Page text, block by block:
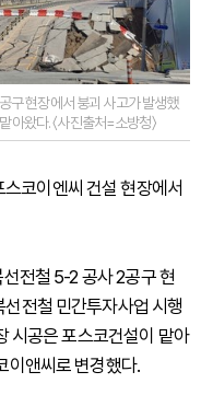
구 현장에서 붕괴 사고가 발생했
왔다. 〈사진출처=소방청〉
코이엔씨 건설 현장에서
전철 5-2 공사 2공구 현
전철 민간투자사업 시행
시공은 포스코건설이 맡아
이앤씨로 변경했다.